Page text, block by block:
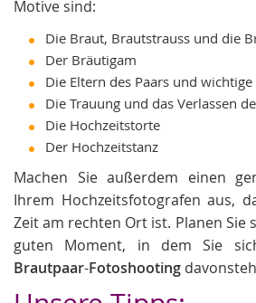
Motive sind:
Die Braut, Brautstrauss und die
Der Bräutigam
Die Eltern des Paars und wichtige
Die Trauung und das Verlassen
Die Hochzeitstorte
Der Hochzeitstanz
Machen Sie außerdem einen
Ihrem Hochzeitsfotografen aus,
Zeit am rechten Ort ist. Planen Sie
guten Moment, in dem Sie
Brautpaar-Fotoshooting